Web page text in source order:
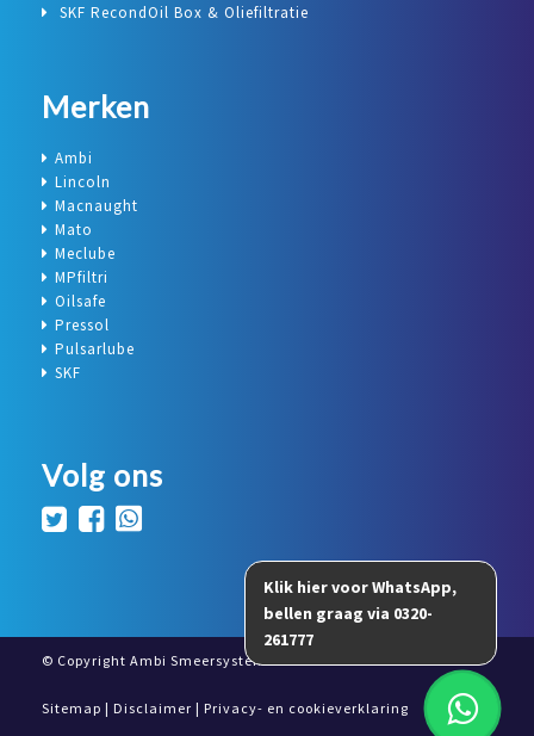
SKF RecondOil Box & Oliefiltratie
Merken
Ambi
Lincoln
Macnaught
Mato
Meclube
MPfiltri
Oilsafe
Pressol
Pulsarlube
SKF
Volg ons
© Copyright Ambi Smeersystemen 2026
Sitemap | Disclaimer | Privacy- en cookieverklaring